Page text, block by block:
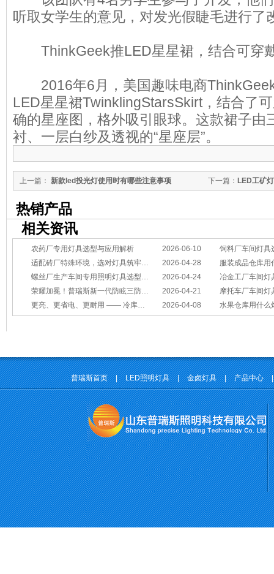
听取女学生的意见，对发光假睫毛进行了
ThinkGeek推LED星星裙，结合可穿
2016年6月，美国趣味电商
LED星星裙TwinklingStarsSkirt，结合了
确的星座图，格外吸引眼球。这款裙子由
衬、一层白纱及透视的“星座层”。
下一篇： LED工矿
上一篇： 新款led投光灯使用时有哪些注意事项
热销产品
相关资讯
2026-06-10
农药厂专用灯具选型与应用解析
饲料厂车间灯具
2026-04-28
适配砖厂特殊环境，选对灯具筑牢生产安全线
服装成品仓库用
2026-04-24
螺丝厂生产车间专用照明灯具选型方案
冶金工厂车间灯具选型指南：
2026-04-21
荣耀加冕！普瑞斯新一代防眩三防灯BC-L斩获2026阿拉丁神灯奖
摩托车厂车间灯具怎么选？
2026-04-08
更亮、更省电、更耐用 —— 冷库照明优选 水果仓库用什么
普瑞斯首页 | LED照明灯具 | 金卤灯具 | 产品中心 |